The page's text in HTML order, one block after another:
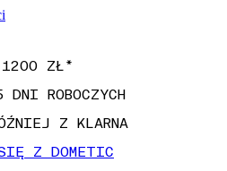
ROBOCZYCH
Z KLARNA
SIĘ Z DOMETIC
1200 ZŁ*